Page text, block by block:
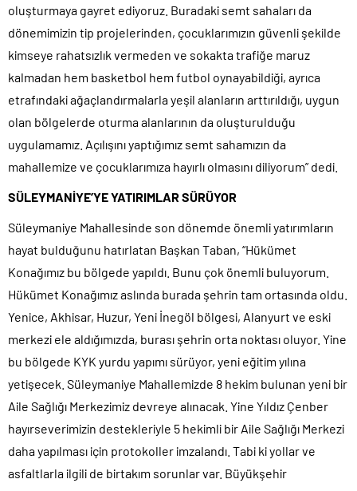
oluşturmaya gayret ediyoruz. Buradaki semt sahaları da
dönemimizin tip projelerinden, çocuklarımızın güvenli şekilde
kimseye rahatsızlık vermeden ve sokakta trafiğe maruz
kalmadan hem basketbol hem futbol oynayabildiği, ayrıca
etrafındaki ağaçlandırmalarla yeşil alanların arttırıldığı, uygun
olan bölgelerde oturma alanlarının da oluşturulduğu
uygulamamız. Açılışını yaptığımız semt sahamızın da
mahallemize ve çocuklarımıza hayırlı olmasını diliyorum” dedi.
SÜLEYMANİYE’YE YATIRIMLAR SÜRÜYOR
Süleymaniye Mahallesinde son dönemde önemli yatırımların
hayat bulduğunu hatırlatan Başkan Taban, “Hükümet
Konağımız bu bölgede yapıldı. Bunu çok önemli buluyorum.
Hükümet Konağımız aslında burada şehrin tam ortasında oldu.
Yenice, Akhisar, Huzur, Yeni İnegöl bölgesi, Alanyurt ve eski
merkezi ele aldığımızda, burası şehrin orta noktası oluyor. Yine
bu bölgede KYK yurdu yapımı sürüyor, yeni eğitim yılına
yetişecek. Süleymaniye Mahallemizde 8 hekim bulunan yeni bir
Aile Sağlığı Merkezimiz devreye alınacak. Yine Yıldız Çenber
hayırseverimizin destekleriyle 5 hekimli bir Aile Sağlığı Merkezi
daha yapılması için protokoller imzalandı. Tabi ki yollar ve
asfaltlarla ilgili de birtakım sorunlar var. Büyükşehir